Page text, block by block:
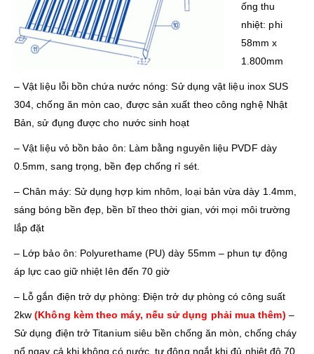
ống thu
nhiệt: phi
58mm x
1.800mm
– Vật liệu lỗi bồn chứa nước nóng: Sử dụng vật liệu inox SUS
304, chống ăn mòn cao, được sản xuất theo công nghệ Nhật
Bản, sử đụng được cho nước sinh hoạt
– Vật liệu vỏ bồn bảo ôn: Làm bằng nguyên liệu PVDF dày
0.5mm, sang trọng, bền đẹp chống rỉ sét.
– Chân máy: Sử dụng hợp kim nhôm, loại bản vừa dày 1.4mm,
sáng bóng bền đẹp, bền bĩ theo thời gian, với mọi môi trường
lắp đặt
– Lớp bảo ôn: Polyurethame (PU) dày 55mm – phun tự động
áp lực cao giữ nhiệt lên đến 70 giờ
– Lỗ gắn điện trở dự phòng: Điện trở dự phòng có công suất
2kw(Không kèm theo máy, nếu sử dụng phải mua thêm) –
Sử dụng điện trở Titanium siêu bền chống ăn mòn, chống cháy
nổ ngay cả khi không có nước, tự động ngắt khi đủ nhiệt độ 70